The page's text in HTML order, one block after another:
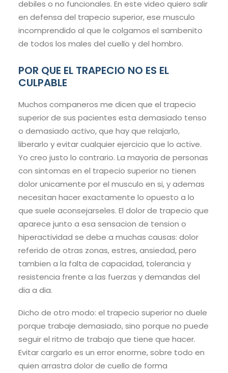
debiles o no funcionales. En este video quiero salir
en defensa del trapecio superior, ese musculo
incomprendido al que le colgamos el sambenito
de todos los males del cuello y del hombro.
POR QUE EL TRAPECIO NO ES EL
CULPABLE
Muchos companeros me dicen que el trapecio
superior de sus pacientes esta demasiado tenso
o demasiado activo, que hay que relajarlo,
liberarlo y evitar cualquier ejercicio que lo active.
Yo creo justo lo contrario. La mayoria de personas
con sintomas en el trapecio superior no tienen
dolor unicamente por el musculo en si, y ademas
necesitan hacer exactamente lo opuesto a lo
que suele aconsejarseles. El dolor de trapecio que
aparece junto a esa sensacion de tension o
hiperactividad se debe a muchas causas: dolor
referido de otras zonas, estres, ansiedad, pero
tambien a la falta de capacidad, tolerancia y
resistencia frente a las fuerzas y demandas del
dia a dia.
Dicho de otro modo: el trapecio superior no duele
porque trabaje demasiado, sino porque no puede
seguir el ritmo de trabajo que tiene que hacer.
Evitar cargarlo es un error enorme, sobre todo en
quien arrastra dolor de cuello de forma